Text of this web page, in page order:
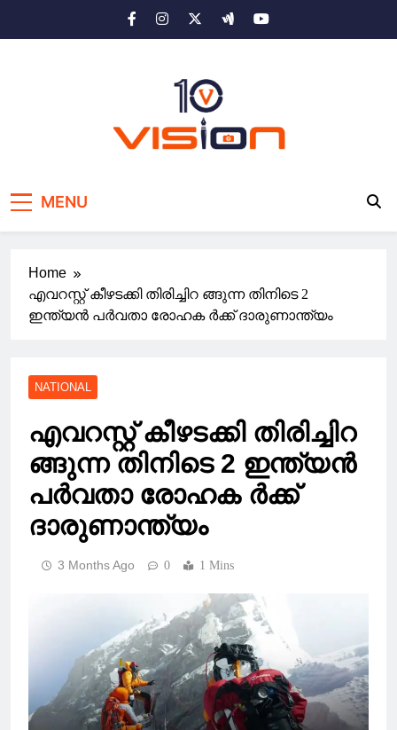
MENU
Home
എവറസ്റ്റ് കീഴടക്കി തിരിച്ചിറ ങ്ങുന്ന തിനിടെ 2
ഇന്ത്യൻ പർവതാ രോഹക ർക്ക് ദാരുണാന്ത്യം
NATIONAL
എവറസ്റ്റ് കീഴടക്കി തിരിച്ചിറ
ങ്ങുന്ന തിനിടെ 2 ഇന്ത്യൻ
പർവതാ രോഹക ർക്ക്
ദാരുണാന്ത്യം
3 Months Ago 0 1 Mins